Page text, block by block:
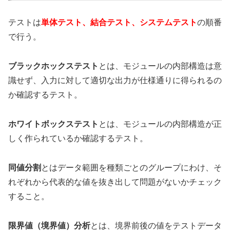
テストは単体テスト、結合テスト、システムテストの順番
で行う。
ブラックホックステスト とは、モジュールの内部構造は意
識せず、入力に対して適切な出力が仕様通りに得られるの
か確認するテスト。
ホワイトボックステスト とは、モジュールの内部構造が正
しく作られているか確認するテスト。
同値分割 とはデータ範囲を種類ごとのグループにわけ、そ
れぞれから代表的な値を抜き出して問題がないかチェック
すること。
限界値（境界値）分析とは、境界前後の値をテストデータ